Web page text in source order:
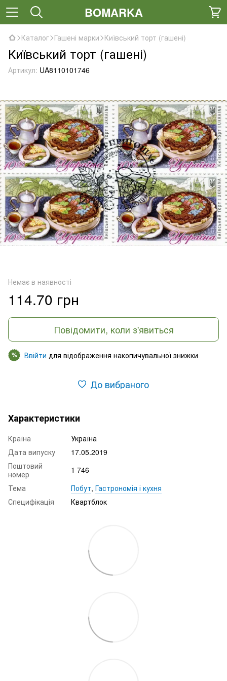
BOMARKA
Каталог Гашені марки Київський торт (гашені)
Київський торт (гашені)
Артикул: UA8110101746
Немає в наявності
114.70 грн
Повідомити, коли з'явиться
% Ввійти для відображення накопичувальної знижки
До вибраного
Характеристики
Країна
Україна
Дата випуску
17.05.2019
Поштовий
номер
1 746
Тема
Побут, Гастрономія і кухня
Специфікація
Квартблок